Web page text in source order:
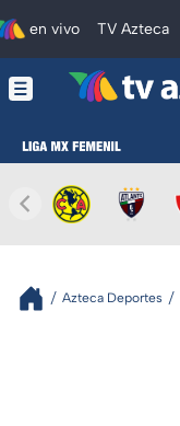
en vivo TV Azteca
Azteca Deportes